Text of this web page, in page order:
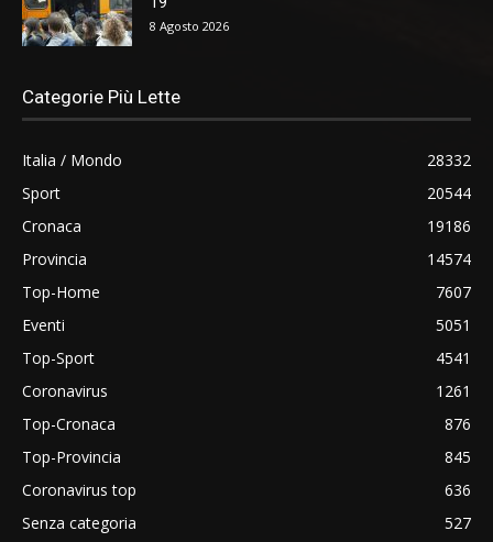
8 Agosto 2026
Categorie Più Lette
Italia / Mondo
28332
Sport
20544
Cronaca
19186
Provincia
14574
Top-Home
7607
Eventi
5051
Top-Sport
4541
Coronavirus
1261
Top-Cronaca
876
Top-Provincia
845
Coronavirus top
636
Senza categoria
527